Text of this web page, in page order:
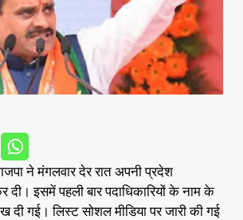
ने मंगलवार देर रात अपनी प्रदेश
दी। इसमें पहली बार पदाधिकारियों के नाम के
गई। लिस्ट सोशल मीडिया पर जारी की गई